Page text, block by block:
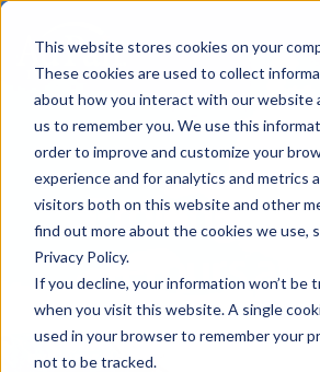
This website stores cookies on your
These cookies are used to collect
about how you interact with our website
us to remember you. We use this
order to improve and customize your
experience and for analytics and metrics
visitors both on this website and other
find out more about the cookies we use,
Privacy Policy.
If you decline, your information won’t be
when you visit this website. A single
used in your browser to remember your
not to be tracked.
retours au
Saviez-vous que vous pouviez
explorer de nouveaux endroits et